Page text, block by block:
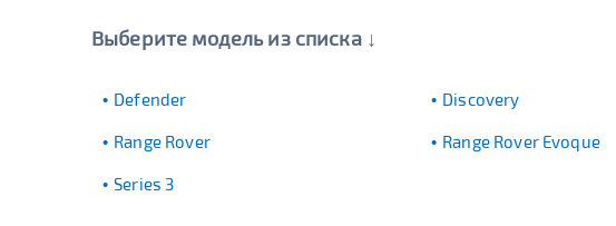
Выберите модель из списка ↓
Defender Discovery
Range Rover Range Rover Evoque
Series 3